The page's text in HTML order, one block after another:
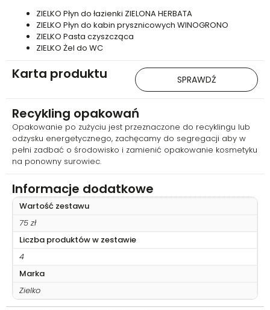
powierzchniach wymagających
porządnego domycia.
ZIELKO Płyn do łazienki ZIELONA HERBATA
ZIELKO Płyn do kabin prysznicowych WINOGRONO
ZIELKO Pasta czyszcząca
ZIELKO Żel do WC
Karta produktu SPRAWDŹ
Recykling opakowań
Opakowanie po zużyciu jest przeznaczone do recyklingu lub
odzysku energetycznego, zachęcamy do segregacji aby w
pełni zadbać o środowisko i zamienić opakowanie kosmetyku
na ponowny surowiec.
Informacje dodatkowe
Wartość zestawu
75 zł
Liczba produktów w zestawie
4
Marka
Zielko